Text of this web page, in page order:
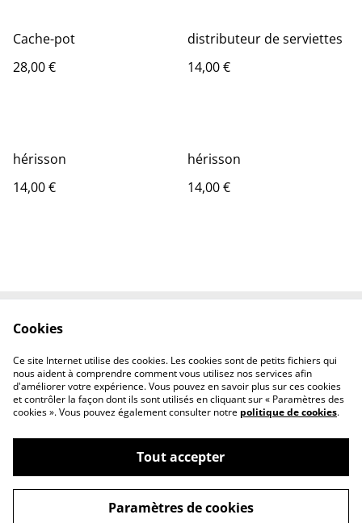
Cache-pot
28,00 €
distributeur de serviettes
14,00 €
hérisson
14,00 €
hérisson
14,00 €
Politique de
confidentialité
Politique de cookies
©2026Tout Qu'en Bois
powered by
Cookies
Ce site Internet utilise des cookies. Les cookies sont de petits fichiers qui
nous aident à comprendre comment vous utilisez nos services afin
d'améliorer votre expérience. Vous pouvez en savoir plus sur ces cookies
et contrôler la façon dont ils sont utilisés en cliquant sur « Paramètres des
cookies ». Vous pouvez également consulter notre politique de cookies.
Tout accepter
Paramètres de cookies